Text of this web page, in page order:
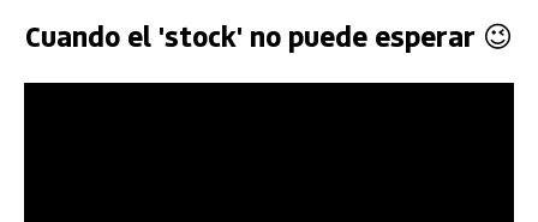
Cuando el 'stock' no puede esperar 😉